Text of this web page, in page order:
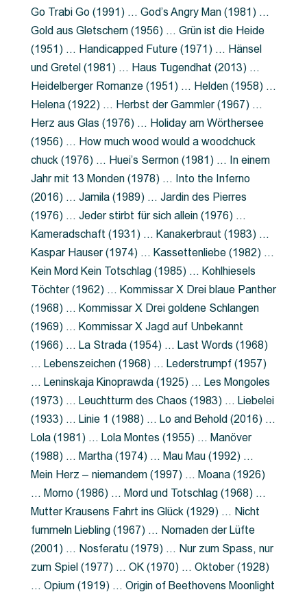
Go Trabi Go (1991) … God’s Angry Man (1981) …
Gold aus Gletschern (1956) … Grün ist die Heide
(1951) … Handicapped Future (1971) … Hänsel
und Gretel (1981) … Haus Tugendhat (2013) …
Heidelberger Romanze (1951) … Helden (1958) …
Helena (1922) … Herbst der Gammler (1967) …
Herz aus Glas (1976) … Holiday am Wörthersee
(1956) … How much wood would a woodchuck
chuck (1976) … Huei’s Sermon (1981) … In einem
Jahr mit 13 Monden (1978) … Into the Inferno
(2016) … Jamila (1989) … Jardin des Pierres
(1976) … Jeder stirbt für sich allein (1976) …
Kameradschaft (1931) … Kanakerbraut (1983) …
Kaspar Hauser (1974) … Kassettenliebe (1982) …
Kein Mord Kein Totschlag (1985) … Kohlhiesels
Töchter (1962) … Kommissar X Drei blaue Panther
(1968) … Kommissar X Drei goldene Schlangen
(1969) … Kommissar X Jagd auf Unbekannt
(1966) … La Strada (1954) … Last Words (1968)
… Lebenszeichen (1968) … Lederstrumpf (1957)
… Leninskaja Kinoprawda (1925) … Les Mongoles
(1973) … Leuchtturm des Chaos (1983) … Liebelei
(1933) … Linie 1 (1988) … Lo and Behold (2016) …
Lola (1981) … Lola Montes (1955) … Manöver
(1988) … Martha (1974) … Mau Mau (1992) …
Mein Herz – niemandem (1997) … Moana (1926)
… Momo (1986) … Mord und Totschlag (1968) …
Mutter Krausens Fahrt ins Glück (1929) … Nicht
fummeln Liebling (1967) … Nomaden der Lüfte
(2001) … Nosferatu (1979) … Nur zum Spass, nur
zum Spiel (1977) … OK (1970) … Oktober (1928)
… Opium (1919) … Origin of Beethovens Moonlight